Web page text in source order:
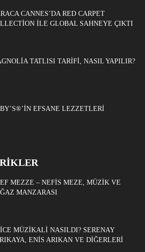
CANNES’DA RED CARPET
ILE GLOBAL SAHNEYE ÇIKTI
TATLISI TARIFI, NASIL YAPILIR?
EFSANE LEZZETLERI
MEZZE – NEFIS MEZE, MÜZIK VE
MANZARASI
MÜZIKALI NASILDI? SERENAY
ENIS ARIKAN VE DIĞERLERI